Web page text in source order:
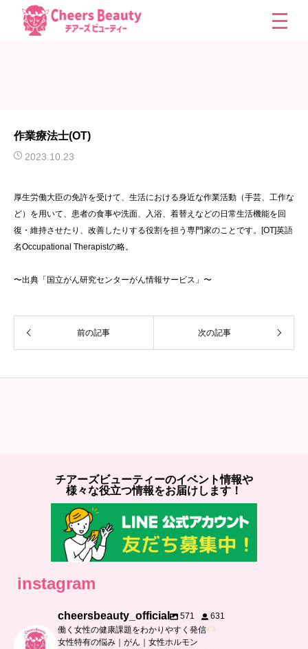
作業療法士(OT)
2023.10.23
厚生労働大臣の免許を受けて、生活における身近な作業活動（手芸、工作な
ど）を用いて、患者の食事や洗面、入浴、着替えなどの日常生活機能を回
復・維持させたり、改善したりする役割を担う専門家のことです。[OT]英語
名Occupational Therapistの略。
〜出典「国立がん研究センターがん情報サービス」〜
前の記事 次の記事
チアーズビューティーのイベント情報や
様々な役立つ情報をお届けします！
instagram
cheersbeauty_official 571
631
働く女性の健康課題をわかりやすく発信
女性特有の悩み｜がん｜女性ホルモン